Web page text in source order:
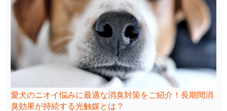
愛犬のニオイ悩みに最適な消臭対策をご紹介！長期間消
臭効果が持続する光触媒とは？